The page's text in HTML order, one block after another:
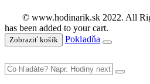
© www.hodinarik.sk 2022. All
has been added to your cart.
Zobraziť košík Pokladňa